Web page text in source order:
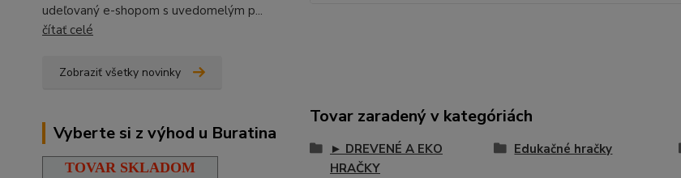
udeľovaný e-shopom s uvedomelým p...
čítať celé
Zobraziť všetky novinky
Vyberte si z výhod u Buratina
TOVAR SKLADOM
Tovar zaradený v kategóriách
► DREVENÉ A EKO
HRAČKY
Edukačné hračky